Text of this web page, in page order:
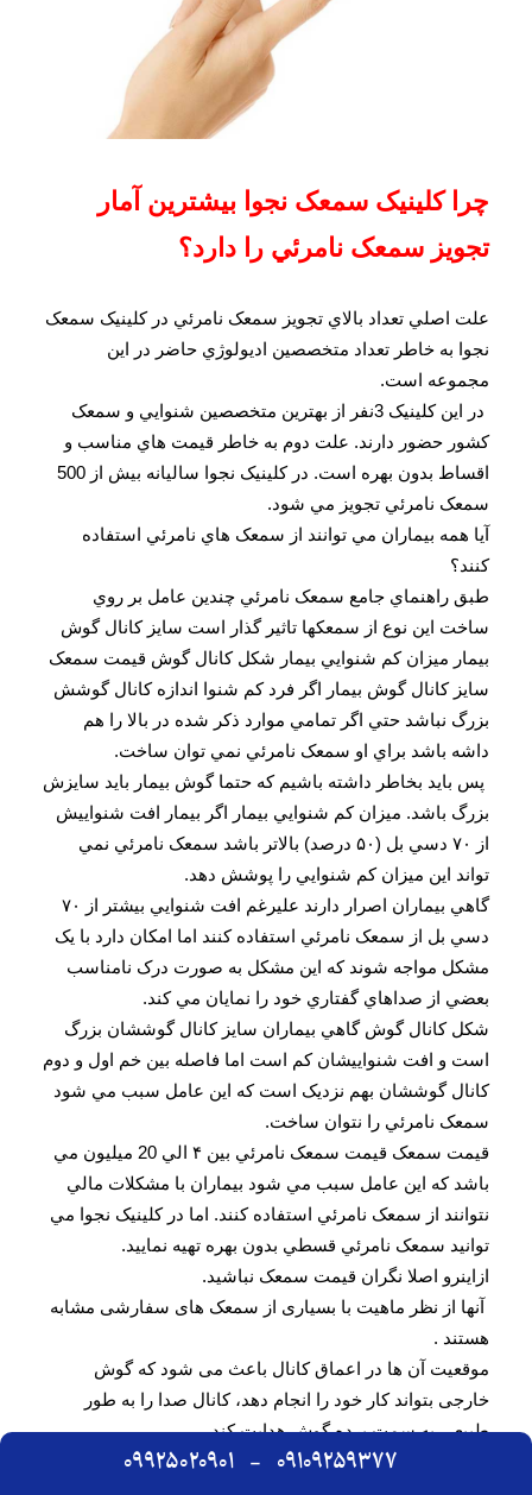
چرا کلينيک سمعک نجوا بيشترين آمار
تجويز سمعک نامرئي را دارد؟
علت اصلي تعداد بالاي تجويز سمعک نامرئي در کلينيک سمعک
نجوا به خاطر تعداد متخصصين اديولوژي حاضر در اين
مجموعه است.
در اين کلينيک 3نفر از بهترين متخصصين شنوايي و سمعک
کشور حضور دارند. علت دوم به خاطر قيمت هاي مناسب و
اقساط بدون بهره است. در کلينيک نجوا ساليانه بيش از 500
سمعک نامرئي تجويز مي شود.
آيا همه بيماران مي توانند از سمعک هاي نامرئي استفاده
کنند؟
طبق راهنماي جامع سمعک نامرئي چندين عامل بر روي
ساخت اين نوع از سمعکها تاثير گذار است سايز کانال گوش
بيمار ميزان کم شنوايي بيمار شکل کانال گوش قيمت سمعک
سايز کانال گوش بيمار اگر فرد کم شنوا اندازه کانال گوشش
بزرگ نباشد حتي اگر تمامي موارد ذکر شده در بالا را هم
داشه باشد براي او سمعک نامرئي نمي توان ساخت.
پس بايد بخاطر داشته باشيم که حتما گوش بيمار بايد سايزش
بزرگ باشد. ميزان کم شنوايي بيمار اگر بيمار افت شنواييش
از ۷۰ دسي بل (۵۰ درصد) بالاتر باشد سمعک نامرئي نمي
تواند اين ميزان کم شنوايي را پوشش دهد.
گاهي بيماران اصرار دارند عليرغم افت شنوايي بيشتر از ۷۰
دسي بل از سمعک نامرئي استفاده کنند اما امکان دارد با يک
مشکل مواجه شوند که اين مشکل به صورت درک نامناسب
بعضي از صداهاي گفتاري خود را نمايان مي کند.
شکل کانال گوش گاهي بيماران سايز کانال گوششان بزرگ
است و افت شنواييشان کم است اما فاصله بين خم اول و دوم
کانال گوششان بهم نزديک است که اين عامل سبب مي شود
سمعک نامرئي را نتوان ساخت.
قيمت سمعک قيمت سمعک نامرئي بين ۴ الي 20 ميليون مي
باشد که اين عامل سبب مي شود بيماران با مشکلات مالي
نتوانند از سمعک نامرئي استفاده کنند. اما در کلينيک نجوا مي
توانيد سمعک نامرئي قسطي بدون بهره تهيه نماييد.
ازاينرو اصلا نگران قيمت سمعک نباشيد.
آنها از نظر ماهیت با بسیاری از سمعک های سفارشی مشابه
هستند .
موقعیت آن ها در اعماق کانال باعث می شود که گوش
خارجی بتواند کار خود را انجام دهد، کانال صدا را به طور
طبیعی به سمت پرده گوش هدایت کند.
این احتمالاً بزرگترین فایده این نوع سمعک ها است ، با این
09109259377
-
09925020901